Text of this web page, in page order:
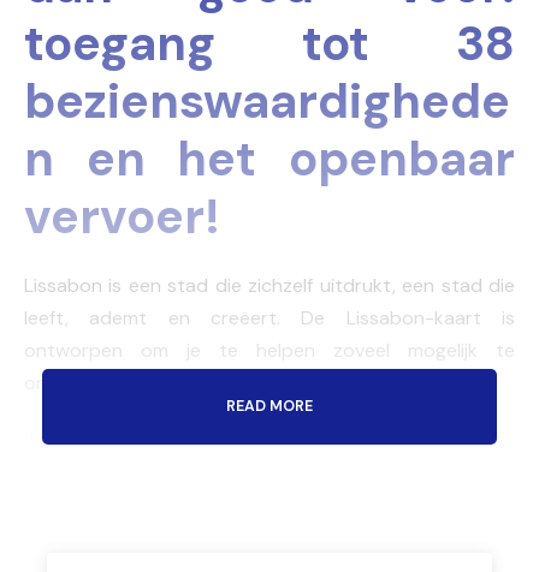
toegang tot 38
bezienswaardighede
n en het openbaar
vervoer!
Lissabon is een stad die zichzelf uitdrukt, een stad die
leeft, ademt en creëert. De Lissabon-kaart is
ontworpen om je te helpen zoveel mogelijk te
Je voelt het op elke straathoek, in elke buurt. En het is
READ MORE